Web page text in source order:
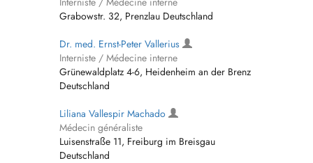
Grabowstr. 32, Prenzlau Deutschland
Dr. med. Ernst-Peter Vallerius
Interniste / Médecine interne
Grünewaldplatz 4-6, Heidenheim an der Brenz
Deutschland
Liliana Vallespir Machado
Médecin généraliste
Luisenstraße 11, Freiburg im Breisgau
Deutschland